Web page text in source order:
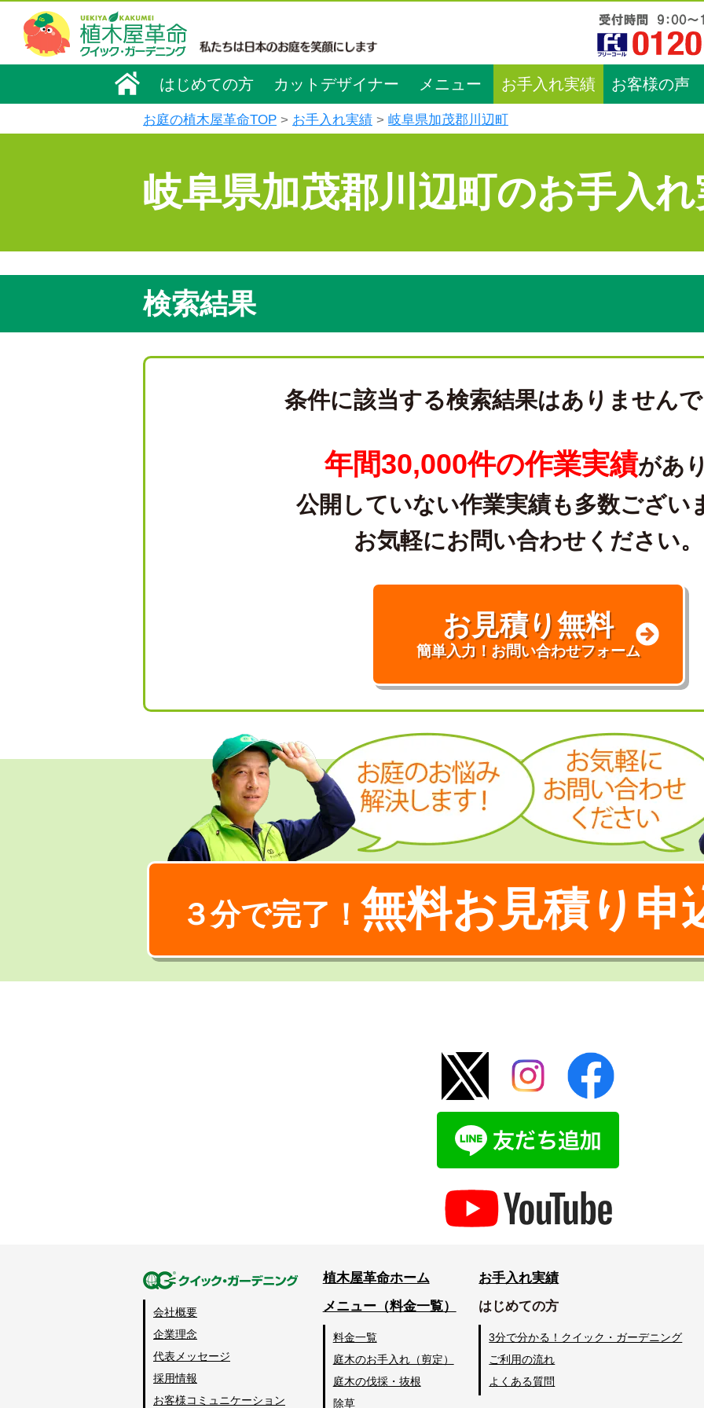
はじめての方 カットデザイナー メニュー お手入れ実績 お客様の声
お庭の植木屋革命TOP お手入れ実績 岐阜県加茂郡川辺町
岐阜県加茂郡川辺町のお手入
検索結果
条件に該当する検索結果はありません
年間30,000件の作業実績があ
公開していない作業実績も多数ござい
お気軽にお問い合わせください。
お見積り無料
簡単入力！お問い合わせフォーム
３分で完了！ 無料お見積り申
会社概要
企業理念
代表メッセージ
採用情報
お客様コミュニケーション
植木屋革命ホーム
メニュー（料金一覧）
料金一覧
庭木のお手入れ（剪定）
庭木の伐採・抜根
除草
お手入れ実績
はじめての方
3分で分かる！クイック・ガーデニング
ご利用の流れ
よくある質問